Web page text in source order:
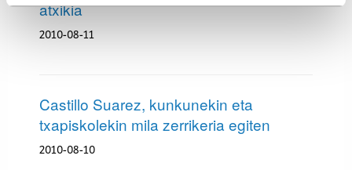
Webgune honek cookie propioak eta hirugarrenen cookie-
baliatzen gara. Ohar hau onartuz gero, teknologia hori
erabiltzeko baimen esplizitua ematen diguzu.
irakurri
atxikia
2010-08-11
Castillo Suarez, kunkunekin eta
txapiskolekin mila zerrikeria egiten
2010-08-10